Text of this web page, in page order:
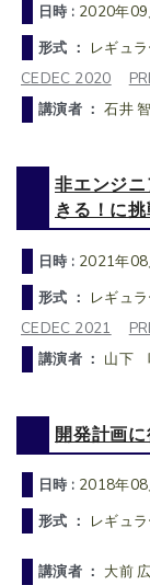
日時 : 2020年
形式 ： レギュ
CEDEC 2020
講演者 ：石井
非エンジ
きる！に
日時 : 2021年
形式 ： レギュ
CEDEC 2021
講演者 ： 山下
開発計画
日時 : 2018年
形式 ： レギュ
講演者 ：大前